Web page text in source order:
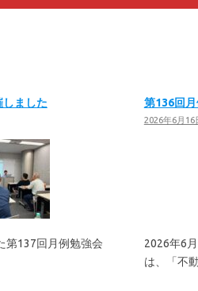
ました
第137回月例勉強会
第136回
2026年6月16
2026年6
は、「不